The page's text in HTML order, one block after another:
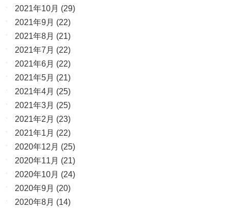
2021年10月 (29)
2021年9月 (22)
2021年8月 (21)
2021年7月 (22)
2021年6月 (22)
2021年5月 (21)
2021年4月 (25)
2021年3月 (25)
2021年2月 (23)
2021年1月 (22)
2020年12月 (25)
2020年11月 (21)
2020年10月 (24)
2020年9月 (20)
2020年8月 (14)